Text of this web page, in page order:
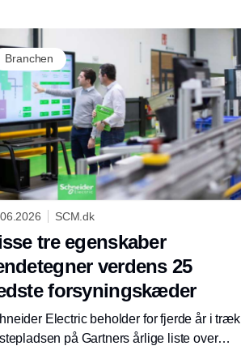
Branchen
SCM.dk
tre egenskaber
verdens 25
forsyningskæder
Electric beholder for fjerde år i træk
på Gartners årlige liste over